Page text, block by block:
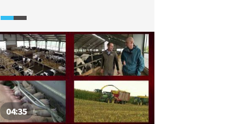
zemědělství. V reportáži Objektivu
(2021) se podíváme na pěstování
tabáku, cukrové třtiny a následnou
výrobu cukru či rumu.
04:35